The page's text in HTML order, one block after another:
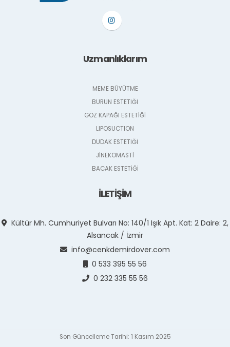
Uzmanlıklarım
MEME BÜYÜTME
BURUN ESTETİĞİ
GÖZ KAPAĞI ESTETİĞİ
LIPOSUCTION
DUDAK ESTETİĞİ
JİNEKOMASTİ
BACAK ESTETİĞİ
İLETİŞİM
Kültür Mh. Cumhuriyet Bulvarı No: 140/1 Işık Apt. Kat: 2 Daire: 2,
Alsancak / İzmir
info@cenkdemirdover.com
0 533 395 55 56
0 232 335 55 56
Son Güncelleme Tarihi: 1 Kasım 2025